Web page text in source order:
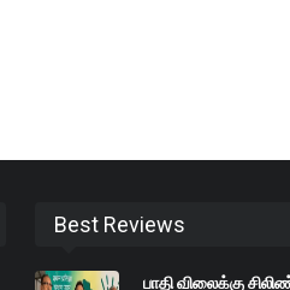
Best Reviews
பாதி விலைக்கு